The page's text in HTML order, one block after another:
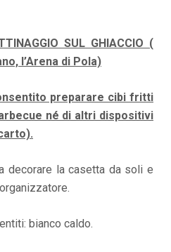
SUL GHIACCIO (
l’Arena di Pola)
preparare cibi fritti
né di altri dispositivi
decorare la casetta da soli e
bianco caldo.